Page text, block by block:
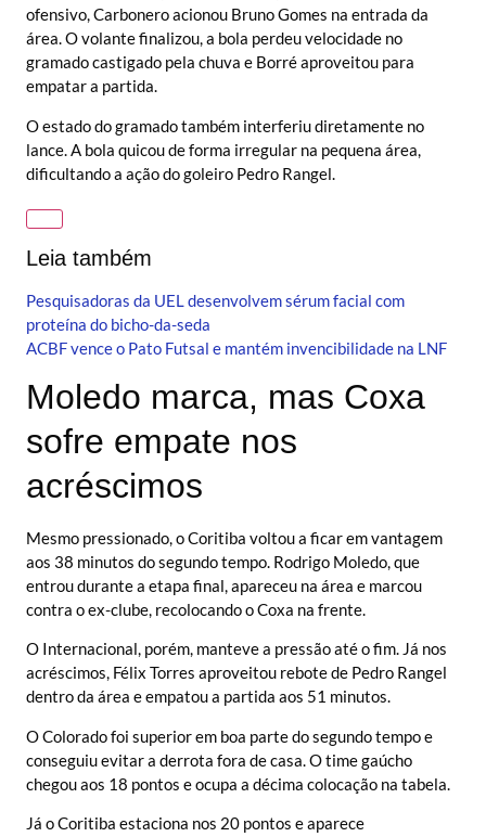
ofensivo, Carbonero acionou Bruno Gomes na entrada da
área. O volante finalizou, a bola perdeu velocidade no
gramado castigado pela chuva e Borré aproveitou para
empatar a partida.
O estado do gramado também interferiu diretamente no
lance. A bola quicou de forma irregular na pequena área,
dificultando a ação do goleiro Pedro Rangel.
Leia também
Pesquisadoras da UEL desenvolvem sérum facial com
proteína do bicho-da-seda
ACBF vence o Pato Futsal e mantém invencibilidade na LNF
Moledo marca, mas Coxa
sofre empate nos
acréscimos
Mesmo pressionado, o Coritiba voltou a ficar em vantagem
aos 38 minutos do segundo tempo. Rodrigo Moledo, que
entrou durante a etapa final, apareceu na área e marcou
contra o ex-clube, recolocando o Coxa na frente.
O Internacional, porém, manteve a pressão até o fim. Já nos
acréscimos, Félix Torres aproveitou rebote de Pedro Rangel
dentro da área e empatou a partida aos 51 minutos.
O Colorado foi superior em boa parte do segundo tempo e
conseguiu evitar a derrota fora de casa. O time gaúcho
chegou aos 18 pontos e ocupa a décima colocação na tabela.
Já o Coritiba estaciona nos 20 pontos e aparece